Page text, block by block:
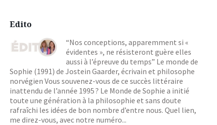
Edito
“Nos conceptions, apparemment si «
évidentes », ne résisteront guère elles
aussi à l’épreuve du temps” Le monde de
Sophie (1991) de Jostein Gaarder, écrivain et philosophe
norvégien Vous souvenez-vous de ce succès littéraire
inattendu de l’année 1995 ? Le Monde de Sophie a initié
toute une génération à la philosophie et sans doute
rafraîchi les idées de bon nombre d’entre nous. Quel lien,
me direz-vous, avec notre numéro...